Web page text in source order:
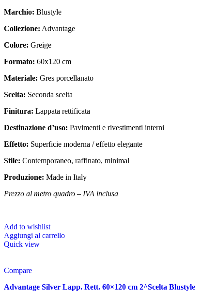
Marchio: Blustyle
Collezione: Advantage
Colore: Greige
Formato: 60x120 cm
Materiale: Gres porcellanato
Scelta: Seconda scelta
Finitura: Lappata rettificata
Destinazione d’uso: Pavimenti e rivestimenti interni
Effetto: Superficie moderna / effetto elegante
Stile: Contemporaneo, raffinato, minimal
Produzione: Made in Italy
Prezzo al metro quadro – IVA inclusa
Add to wishlist
Aggiungi al carrello
Quick view
Compare
Advantage Silver Lapp. Rett. 60×120 cm 2^Scelta Blustyle